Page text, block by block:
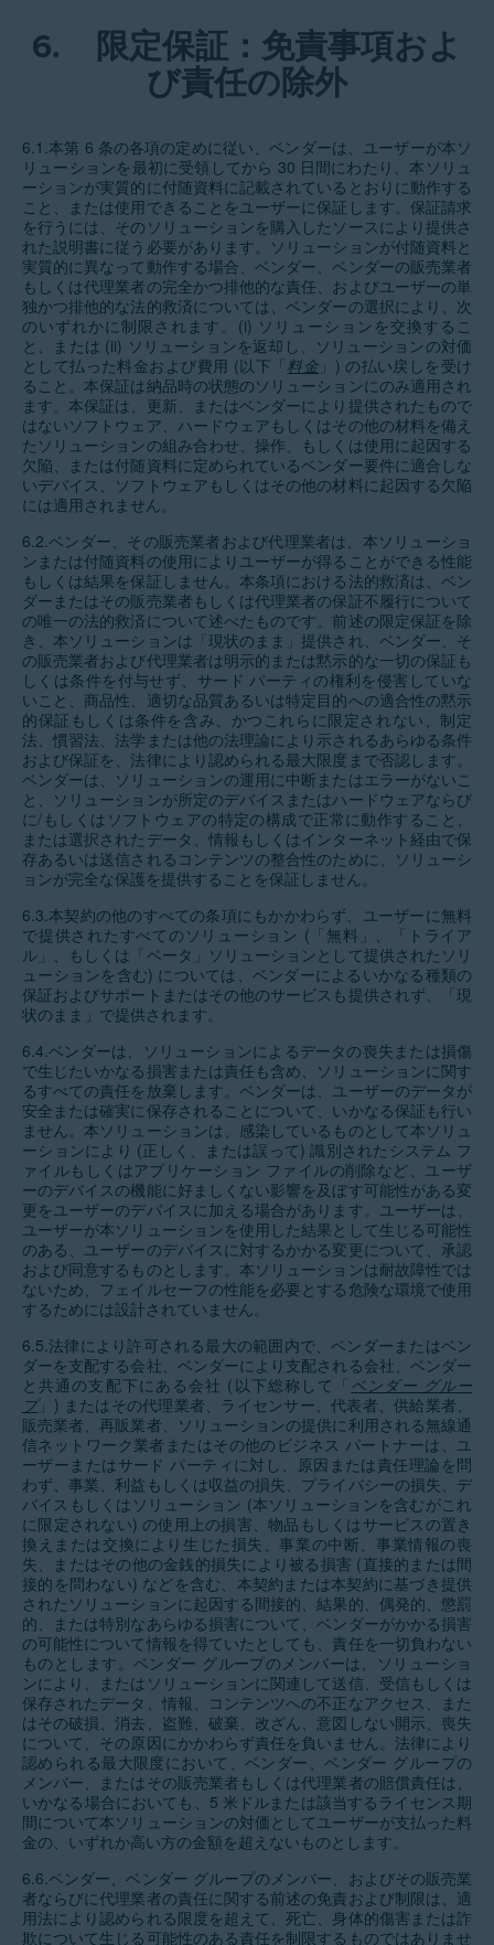
6.
限定保証：免責事項およ
び責任の除外
6.1.本第 6 条の各項の定めに従い、ベンダーは、ユーザーが本ソ
リューションを最初に受領してから 30 日間にわたり、本ソリュ
ーションが実質的に付随資料に記載されているとおりに動作する
こと、または使用できることをユーザーに保証します。保証請求
を行うには、そのソリューションを購入したソースにより提供さ
れた説明書に従う必要があります。ソリューションが付随資料と
実質的に異なって動作する場合、ベンダー、ベンダーの販売業者
もしくは代理業者の完全かつ排他的な責任、およびユーザーの単
独かつ排他的な法的救済については、ベンダーの選択により、次
のいずれかに制限されます。(i) ソリューションを交換するこ
と、または (ii) ソリューションを返却し、ソリューションの対価
として払った料金および費用 (以下「 料金 」) の払い戻しを受け
ること。本保証は納品時の状態のソリューションにのみ適用され
ます。本保証は、更新、またはベンダーにより提供されたもので
はないソフトウェア、ハードウェアもしくはその他の材料を備え
たソリューションの組み合わせ、操作、もしくは使用に起因する
欠陥、または付随資料に定められているベンダー要件に適合しな
いデバイス、ソフトウェアもしくはその他の材料に起因する欠陥
には適用されません。
6.2.ベンダー、その販売業者および代理業者は、本ソリューショ
ンまたは付随資料の使用によりユーザーが得ることができる性能
もしくは結果を保証しません。本条項における法的救済は、ベン
ダーまたはその販売業者もしくは代理業者の保証不履行について
の唯一の法的救済について述べたものです。前述の限定保証を除
き、本ソリューションは「現状のまま」提供され、ベンダー、そ
の販売業者および代理業者は明示的または黙示的な一切の保証も
しくは条件を付与せず、サード パーティの権利を侵害していな
いこと、商品性、適切な品質あるいは特定目的への適合性の黙示
的保証もしくは条件を含み、かつこれらに限定されない、制定
法、慣習法、法学または他の法理論により示されるあらゆる条件
および保証を、法律により認められる最大限度まで否認します。
ベンダーは、ソリューションの運用に中断またはエラーがないこ
と、ソリューションが所定のデバイスまたはハードウェアならび
に/もしくはソフトウェアの特定の構成で正常に動作すること、
または選択されたデータ、情報もしくはインターネット経由で保
存あるいは送信されるコンテンツの整合性のために、ソリューシ
ョンが完全な保護を提供することを保証しません。
6.3.本契約の他のすべての条項にもかかわらず、ユーザーに無料
で提供されたすべてのソリューション (「無料」、「トライア
ル」、もしくは「ベータ」ソリューションとして提供されたソリ
ューションを含む) については、ベンダーによるいかなる種類の
保証およびサポートまたはその他のサービスも提供されず、「現
状のまま」で提供されます。
6.4.ベンダーは、ソリューションによるデータの喪失または損傷
で生じたいかなる損害または責任も含め、ソリューションに関す
るすべての責任を放棄します。ベンダーは、ユーザーのデータが
安全または確実に保存されることについて、いかなる保証も行い
ません。本ソリューションは、感染しているものとして本ソリュ
ーションにより (正しく、または誤って) 識別されたシステム フ
ァイルもしくはアプリケーション ファイルの削除など、ユーザ
ーのデバイスの機能に好ましくない影響を及ぼす可能性がある変
更をユーザーのデバイスに加える場合があります。ユーザーは、
ユーザーが本ソリューションを使用した結果として生じる可能性
のある、ユーザーのデバイスに対するかかる変更について、承認
および同意するものとします。本ソリューションは耐故障性では
ないため、フェイルセーフの性能を必要とする危険な環境で使用
するためには設計されていません。
6.5.法律により許可される最大の範囲内で、ベンダーまたはベン
ダーを支配する会社、ベンダーにより支配される会社、ベンダー
と共通の支配下にある会社 (以下総称して「 ベンダー グルー
プ」) またはその代理業者、ライセンサー、代表者、供給業者、
販売業者、再販業者、ソリューションの提供に利用される無線通
信ネットワーク業者またはその他のビジネス パートナーは、ユ
ーザーまたはサード パーティに対し、原因または責任理論を問
わず、事業、利益もしくは収益の損失、プライバシーの損失、デ
バイスもしくはソリューション (本ソリューションを含むがこれ
に限定されない) の使用上の損害、物品もしくはサービスの置き
換えまたは交換により生じた損失、事業の中断、事業情報の喪
失、またはその他の金銭的損失により被る損害 (直接的または間
接的を問わない) などを含む、本契約または本契約に基づき提供
されたソリューションに起因する間接的、結果的、偶発的、懲罰
的、または特別なあらゆる損害について、ベンダーがかかる損害
の可能性について情報を得ていたとしても、責任を一切負わない
ものとします。ベンダー グループのメンバーは、ソリューショ
ンにより、またはソリューションに関連して送信、受信もしくは
保存されたデータ、情報、コンテンツへの不正なアクセス、また
はその破損、消去、盗難、破棄、改ざん、意図しない開示、喪失
について、その原因にかかわらず責任を負いません。法律により
認められる最大限度において、ベンダー、ベンダー グループの
メンバー、またはその販売業者もしくは代理業者の賠償責任は、
いかなる場合においても、5 米ドルまたは該当するライセンス期
間について本ソリューションの対価としてユーザーが支払った料
金の、いずれか高い方の金額を超えないものとします。
6.6.ベンダー、ベンダー グループのメンバー、およびその販売業
者ならびに代理業者の責任に関する前述の免責および制限は、適
用法により認められる限度を超えて、死亡、身体的傷害または詐
欺について生じる可能性のある責任を制限するものではありませ